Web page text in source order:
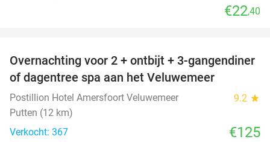
€22,40
Overnachting voor 2 + ontbijt + 3-gangendiner
of dagentree spa aan het Veluwemeer
Postillion Hotel Amersfoort Veluwemeer 9.2 star
Putten (12 km)
Verkocht: 367
€125